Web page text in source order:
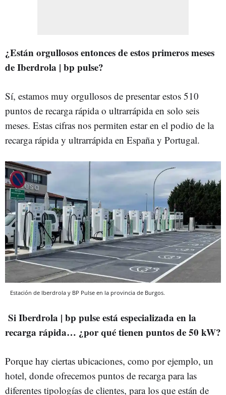
¿Están orgullosos entonces de estos primeros meses
de Iberdrola | bp pulse?
Sí, estamos muy orgullosos de presentar estos 510
puntos de recarga rápida o ultrarrápida en solo seis
meses. Estas cifras nos permiten estar en el podio de la
recarga rápida y ultrarrápida en España y Portugal.
Estación de Iberdrola y BP Pulse en la provincia de Burgos.
Si Iberdrola | bp pulse está especializada en la
recarga rápida… ¿por qué tienen puntos de 50 kW?
Porque hay ciertas ubicaciones, como por ejemplo, un
hotel, donde ofrecemos puntos de recarga para las
diferentes tipologías de clientes, para los que están de